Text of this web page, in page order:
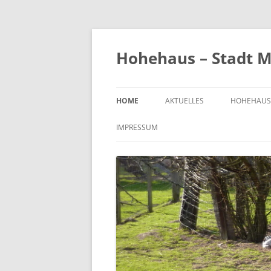
Zum
springen
Hohehaus – Stadt
HOME AKTUELLES HOHEHAUS
ORTS-
1989
BILDER
KIRCHE
FRIEDHOF
IMPRESSUM